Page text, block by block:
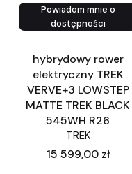
Zobacz produkt
Powiadom mnie o
dostępności
hybrydowy rower
elektryczny TREK
VERVE+3 LOWSTEP
MATTE TREK BLACK
545WH R26
TREK
Cena
15 599,00 zł